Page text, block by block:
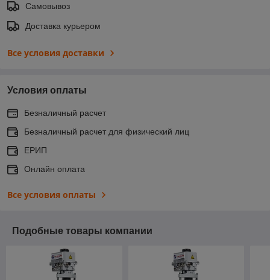
Самовывоз
Доставка курьером
Все условия доставки
Условия оплаты
Безналичный расчет
Безналичный расчет для физический лиц
ЕРИП
Онлайн оплата
Все условия оплаты
Подобные товары компании